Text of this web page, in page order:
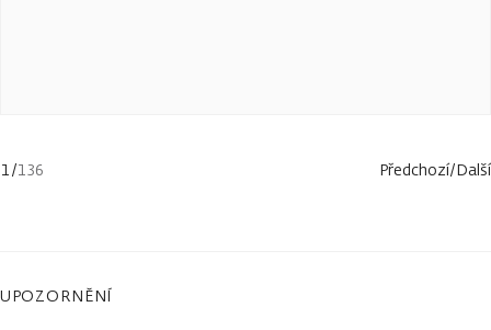
1/136 Předchozí/Další
UPOZORNĚNÍ